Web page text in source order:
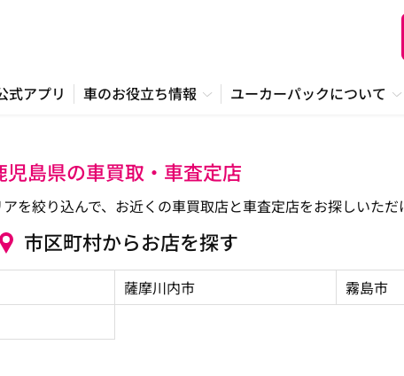
式アプリ 車のお役立ち情報 ユーカーパックについて
児島県の車買取・車査定店
を絞り込んで、お近くの車買取店と車査定店をお探しいただ
市区町村からお店を探す
薩摩川内市
霧島市